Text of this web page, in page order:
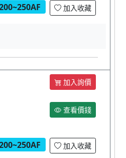
加入收藏
加入詢價
查看價錢
加入收藏